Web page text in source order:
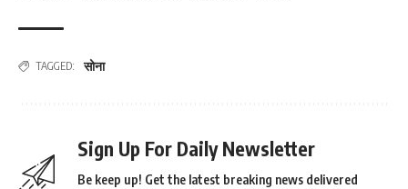
TAGGED: सोना
Sign Up For Daily Newsletter
Be keep up! Get the latest breaking news delivered